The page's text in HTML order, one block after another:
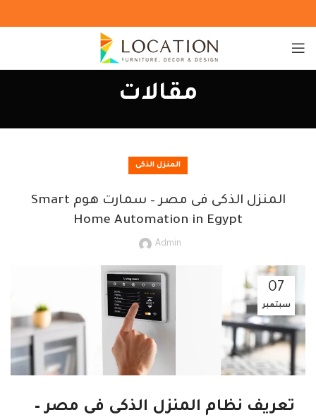
مقالات
المنزل الذكى
المنزل الذكى فى مصر – سمارت هوم Smart
Home Automation in Egypt
Admin
07
سبتمبر
تعريف نظام المنزل الذكى فى مصر –